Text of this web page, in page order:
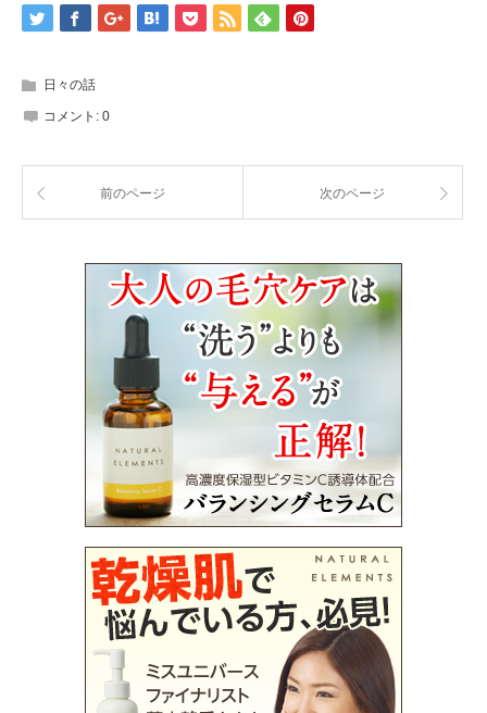
日々の話
コメント: 0
前のページ 次のページ